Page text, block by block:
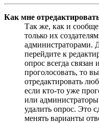
Как мне
Так же, как и
только их
администраторами.
перейдите к
опрос всегда
проголосовать, то
отредактировать
если кто-то уже
или администраторы
удалить опрос. Это
менять варианты